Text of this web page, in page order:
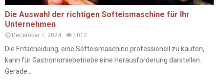
Die Auswahl der richtigen Softeismaschine für Ihr
Unternehmen
December 7, 2024 1012
Die Entscheidung, eine Softeismaschine professionell zu kaufen,
kann für Gastronomiebetriebe eine Herausforderung darstellen.
Gerade...